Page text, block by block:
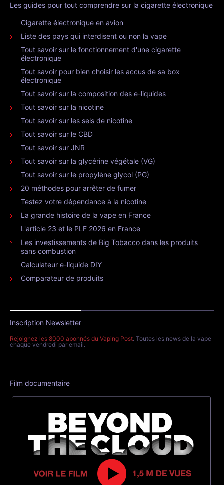
Les guides pour tout comprendre sur la cigarette électronique
Cigarette électronique en avion
Liste des pays qui interdisent ou non la vape
Tout savoir sur le fonctionnement d'une cigarette
électronique
Tout savoir pour bien choisir les accus de sa box
électronique
Tout savoir sur la composition des e-liquides
Tout savoir sur la nicotine
Tout savoir sur les sels de nicotine
Tout savoir sur le CBD
Tout savoir sur JNR
Tout savoir sur la glycérine végétale (VG)
Tout savoir sur le propylène glycol (PG)
20 méthodes pour arrêter de fumer
Testez votre dépendance à la nicotine
La grande histoire de la vape en France
L'article 23 et le PLF 2026 en France
Les investissements de Big Tobacco dans les produits
sans combustion
Calculateur e-liquide DIY
Comparateur de produits
Inscription Newsletter
Rejoignez les 8000 abonnés du Vaping Post. Toutes les news de la vape
chaque vendredi par email.
Film documentaire